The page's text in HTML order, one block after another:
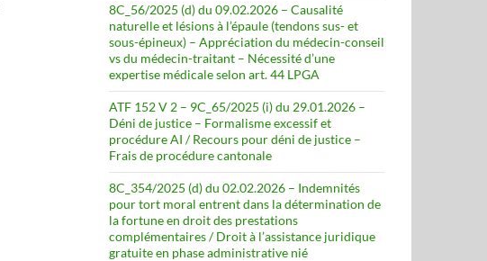
8C_56/2025 (d) du 09.02.2026 – Causalité
naturelle et lésions à l’épaule (tendons sus- et
sous-épineux) – Appréciation du médecin-conseil
vs du médecin-traitant – Nécessité d’une
expertise médicale selon art. 44 LPGA
ATF 152 V 2 – 9C_65/2025 (i) du 29.01.2026 –
Déni de justice – Formalisme excessif et
procédure AI / Recours pour déni de justice –
Frais de procédure cantonale
8C_354/2025 (d) du 02.02.2026 – Indemnités
pour tort moral entrent dans la détermination de
la fortune en droit des prestations
complémentaires / Droit à l’assistance juridique
gratuite en phase administrative nié